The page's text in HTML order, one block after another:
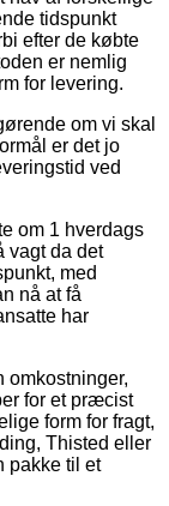
tidspunkt
efter de købte
er nemlig
for levering.
om vi skal
er det jo
ved
om 1 hverdags
vagt da det
med
nå at få
har
omkostninger,
for et præcist
form for fragt,
Thisted eller
pakke til et